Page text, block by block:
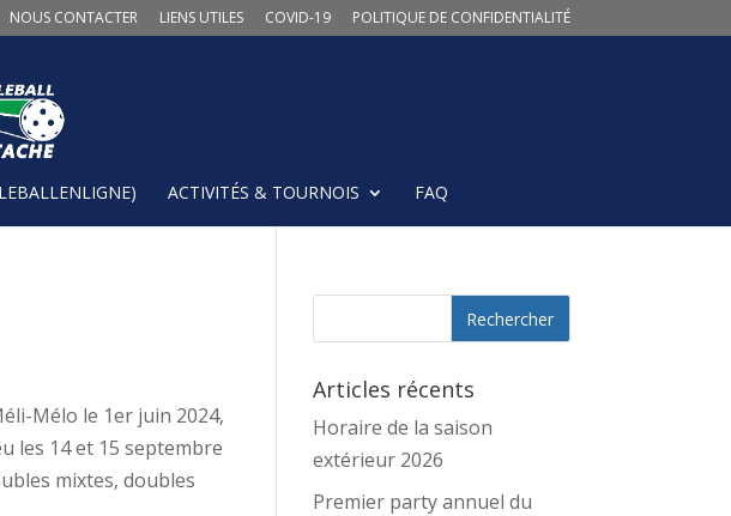
NOUS CONTACTER LIENS UTILES COVID-19 POLITIQUE DE CONFIDENTIALITÉ
ACTIVITÉS & TOURNOIS FAQ
Mélo le 1er juin 2024,
les 14 et 15 septembre
mixtes, doubles
Articles récents
Horaire de la saison
extérieur 2026
Premier party annuel du